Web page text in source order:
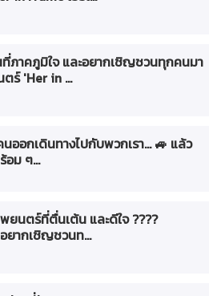
ภาคภูมิใจ และอยากเชิญชวนทุกคนมา
ร์ 'Her in ...
ออกเดินทางไปกับพวกเรา... 🚙 แล้ว
อม ๆ...
ยนตร์ที่ตื่นเต้น และดีใจ ????
ยากเชิญชวนท...